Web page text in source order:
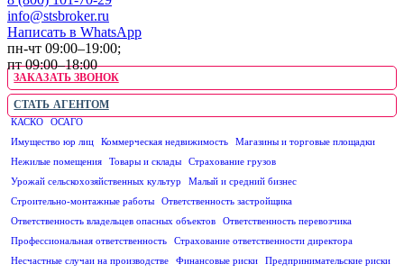
info@stsbroker.ru
Написать в WhatsApp
пн-чт 09:00–19:00;
пт 09:00–18:00
ЗАКАЗАТЬ ЗВОНОК
СТАТЬ АГЕНТОМ
КАСКО ОСАГО
Имущество юр лиц
Коммерческая недвижимость
Магазины и торговые площадки
Нежилые помещения
Товары и склады
Страхование грузов
Урожай сельскохозяйственных культур
Малый и средний бизнес
Строительно-монтажные работы
Ответственность застройщика
Ответственность владельцев опасных объектов
Ответственность перевозчика
Профессиональная ответственность
Страхование ответственности директора
Несчастные случаи на производстве
Финансовые риски
Предпринимательские риски